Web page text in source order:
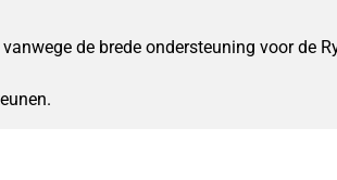
de brede ondersteuning voor de